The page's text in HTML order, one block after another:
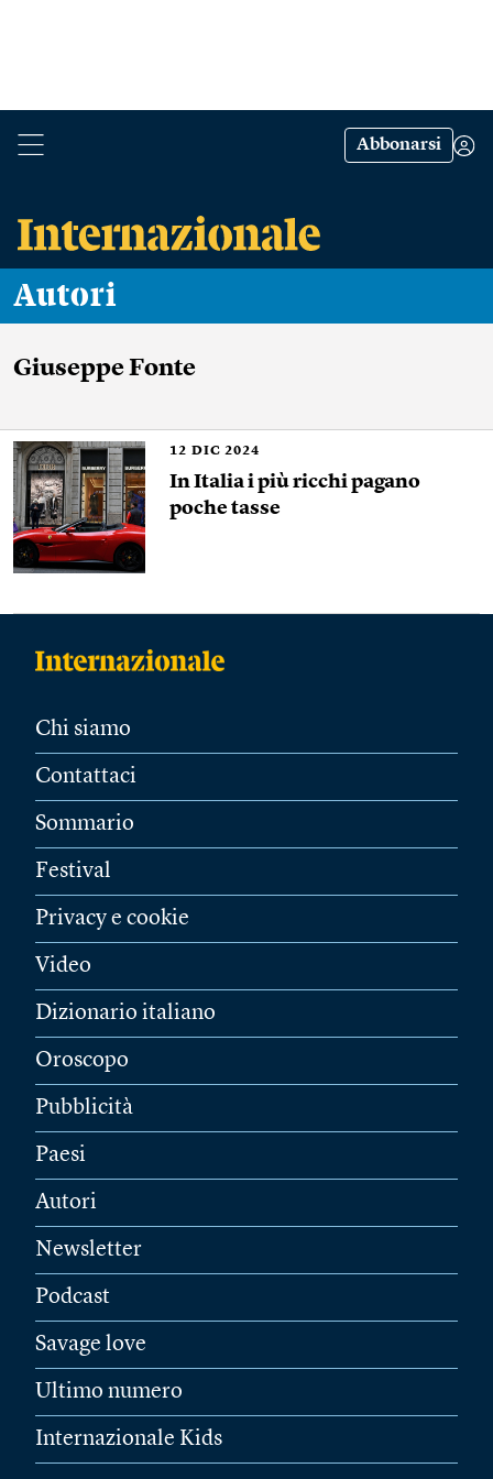
Abbonarsi
Autori
Giuseppe Fonte
12 DIC 2024
In Italia i più ricchi pagano
poche tasse
Chi siamo
Contattaci
Sommario
Festival
Privacy e cookie
Video
Dizionario italiano
Oroscopo
Pubblicità
Paesi
Autori
Newsletter
Podcast
Savage love
Ultimo numero
Internazionale Kids